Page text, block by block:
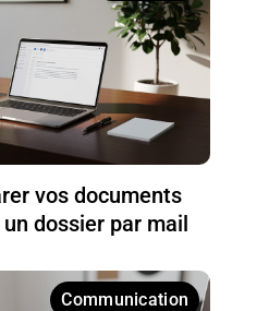
vos documents
un dossier par mail
Communication